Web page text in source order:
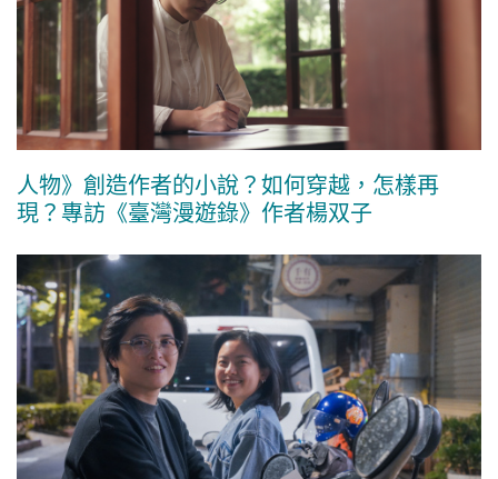
人物》創造作者的小說？如何穿越，怎樣再
現？專訪《臺灣漫遊錄》作者楊双子